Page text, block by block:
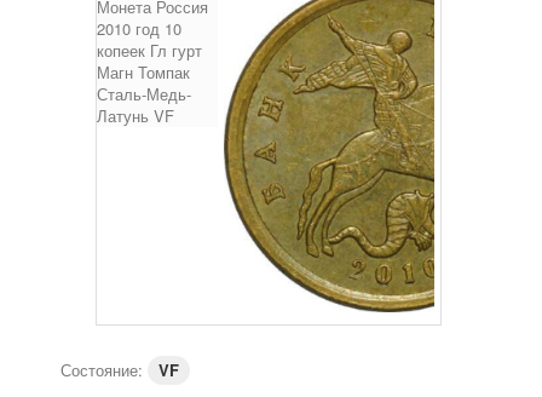
Состояние: VF